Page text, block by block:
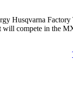
Husqvarna Factory
will compete in the